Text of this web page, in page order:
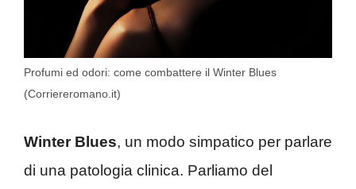
Profumi ed odori: come combattere il Winter Blues
(Corriereromano.it)
Winter Blues, un modo simpatico per parlare
di una patologia clinica. Parliamo del